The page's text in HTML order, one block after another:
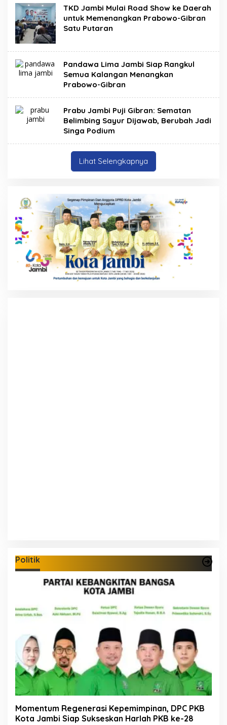
TKD Jambi Mulai Road Show ke Daerah
untuk Memenangkan Prabowo-Gibran
Satu Putaran
Pandawa Lima Jambi Siap Rangkul
Semua Kalangan Menangkan
Prabowo-Gibran
Prabu Jambi Puji Gibran: Sematan
Belimbing Sayur Dijawab, Berubah Jadi
Singa Podium
Lihat Selengkapnya
Politik
Momentum Regenerasi Kepemimpinan, DPC PKB
Kota Jambi Siap Sukseskan Harlah PKB ke-28